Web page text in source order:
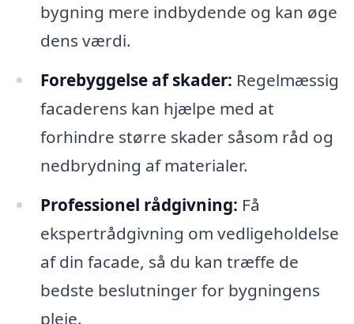
bygning mere indbydende og kan øge
dens værdi.
Forebyggelse af skader: Regelmæssig
facaderens kan hjælpe med at
forhindre større skader såsom råd og
nedbrydning af materialer.
Professionel rådgivning: Få
ekspertrådgivning om vedligeholdelse
af din facade, så du kan træffe de
bedste beslutninger for bygningens
pleje.